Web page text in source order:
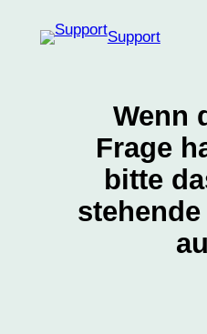
Inhalt
Support
Wenn
Frage
bitte